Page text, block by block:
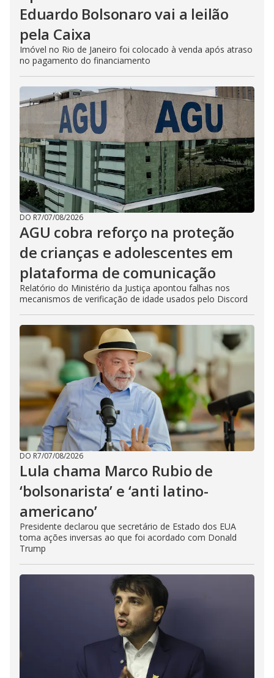
Eduardo Bolsonaro vai a leilão
pela Caixa
Imóvel no Rio de Janeiro foi colocado à venda após atraso
no pagamento do financiamento
DO R7/07/08/2026
AGU cobra reforço na proteção
de crianças e adolescentes em
plataforma de comunicação
Relatório do Ministério da Justiça apontou falhas nos
mecanismos de verificação de idade usados pelo Discord
DO R7/07/08/2026
Lula chama Marco Rubio de
‘bolsonarista’ e ‘anti latino-
americano’
Presidente declarou que secretário de Estado dos EUA
toma ações inversas ao que foi acordado com Donald
Trump